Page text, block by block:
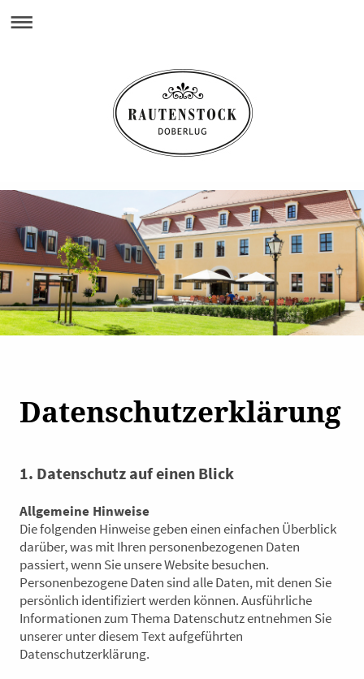
Datenschutzerklärung
1. Datenschutz auf einen Blick
Allgemeine Hinweise
Die folgenden Hinweise geben einen einfachen Überblick
darüber, was mit Ihren personenbezogenen Daten
passiert, wenn Sie unsere Website besuchen.
Personenbezogene Daten sind alle Daten, mit denen Sie
persönlich identifiziert werden können. Ausführliche
Informationen zum Thema Datenschutz entnehmen Sie
unserer unter diesem Text aufgeführten
Datenschutzerklärung.